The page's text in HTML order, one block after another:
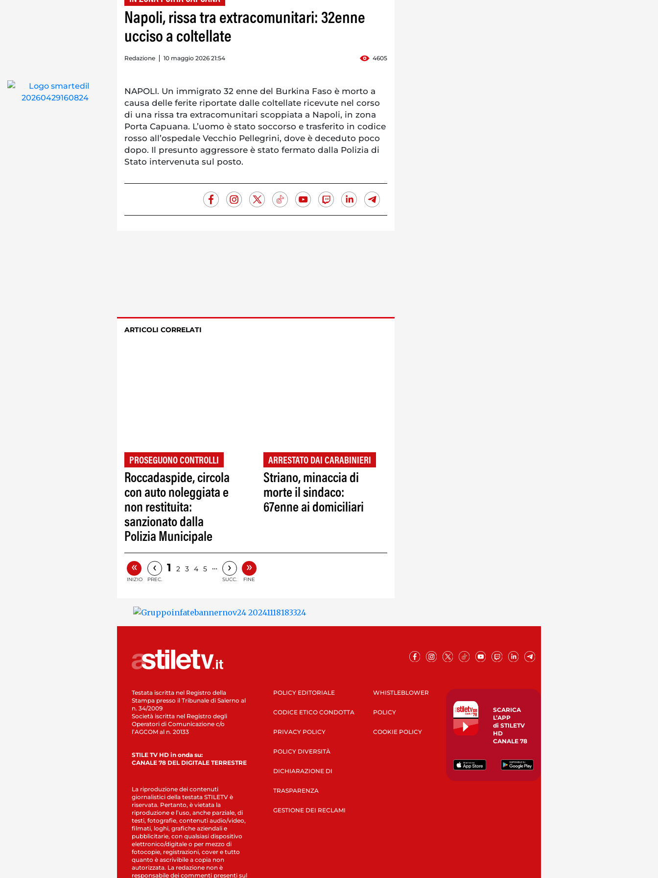
Napoli, rissa tra extracomunitari: 32enne
ucciso a coltellate
Redazione 10 maggio 2026 21:54 4605
NAPOLI. Un immigrato 32 enne del Burkina Faso è morto a
causa delle ferite riportate dalle coltellate ricevute nel corso
di una rissa tra extracomunitari scoppiata a Napoli, in zona
Porta Capuana. L’uomo è stato soccorso e trasferito in codice
rosso all’ospedale Vecchio Pellegrini, dove è deceduto poco
dopo. Il presunto aggressore è stato fermato dalla Polizia di
Stato intervenuta sul posto.
ARTICOLI CORRELATI
PROSEGUONO CONTROLLI
Roccadaspide, circola
con auto noleggiata e
non restituita:
sanzionato dalla
Polizia Municipale
ARRESTATO DAI CARABINIERI
Striano, minaccia di
morte il sindaco:
67enne ai domiciliari
«
INIZIO
‹
PREC.
1 2 3 4 5 … ›
SUCC.
»
FINE
Testata iscritta nel Registro della
Stampa presso il Tribunale di Salerno al
n. 34/2009
Società iscritta nel Registro degli
Operatori di Comunicazione c/o
l’AGCOM al n. 20133
STILE TV HD in onda su:
CANALE 78 DEL DIGITALE TERRESTRE
La riproduzione dei contenuti
giornalistici della testata STILETV è
riservata. Pertanto, è vietata la
riproduzione e l’uso, anche parziale, di
testi, fotografie, contenuti audio/video,
filmati, loghi, grafiche aziendali e
pubblicitarie, con qualsiasi dispositivo
elettronico/digitale o per mezzo di
fotocopie, registrazioni, cover e tutto
quanto è ascrivibile a copia non
autorizzata. La redazione non è
responsabile dei commenti presenti sul
POLICY EDITORIALE
CODICE ETICO CONDOTTA
PRIVACY POLICY
POLICY DIVERSITÀ
DICHIARAZIONE DI
TRASPARENZA
GESTIONE DEI RECLAMI
WHISTLEBLOWER
POLICY
COOKIE POLICY
SCARICA
L’APP
di STILETV
HD
CANALE 78